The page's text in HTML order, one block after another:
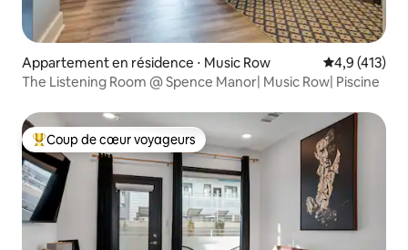
Appartement en résidence ⋅ Music Row Évaluation
4,9 (413)
The Listening Room @ Spence Manor| Music Row| Piscine
Coups de cœur voyageurs les plus appréciés
Coup de cœur voyageurs